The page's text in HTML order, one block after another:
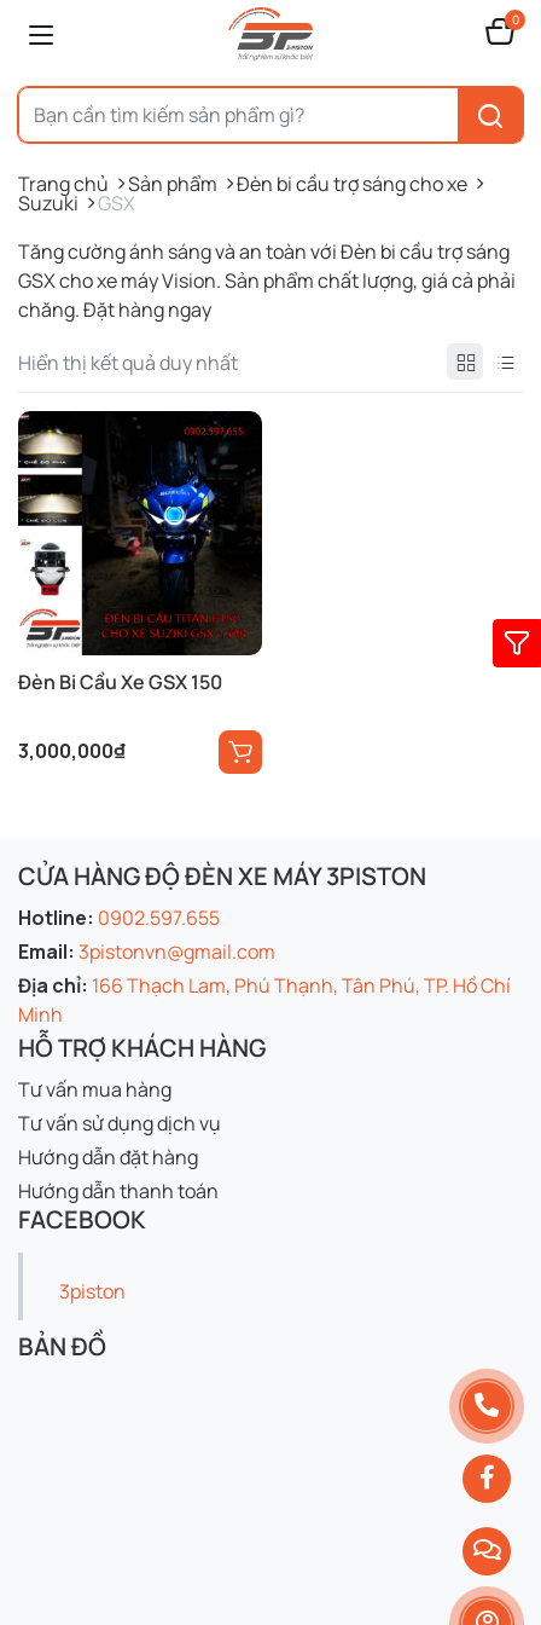
0
Trang chủ Sản phẩm Đèn bi cầu trợ sáng cho xe
Suzuki
GSX
Tăng cường ánh sáng và an toàn với Đèn bi cầu trợ sáng
GSX cho xe máy Vision. Sản phẩm chất lượng, giá cả phải
chăng. Đặt hàng ngay
Hiển thị kết quả duy nhất
Đèn Bi Cầu Xe GSX 150
3,000,000₫
CỬA HÀNG ĐỘ ĐÈN XE MÁY 3PISTON
Hotline: 0902.597.655
Email: 3pistonvn@gmail.com
Địa chỉ: 166 Thạch Lam, Phú Thạnh, Tân Phú, TP. Hồ Chí
Minh
HỖ TRỢ KHÁCH HÀNG
Tư vấn mua hàng
Tư vấn sử dụng dịch vụ
Hướng dẫn đặt hàng
Hướng dẫn thanh toán
FACEBOOK
3piston
BẢN ĐỒ